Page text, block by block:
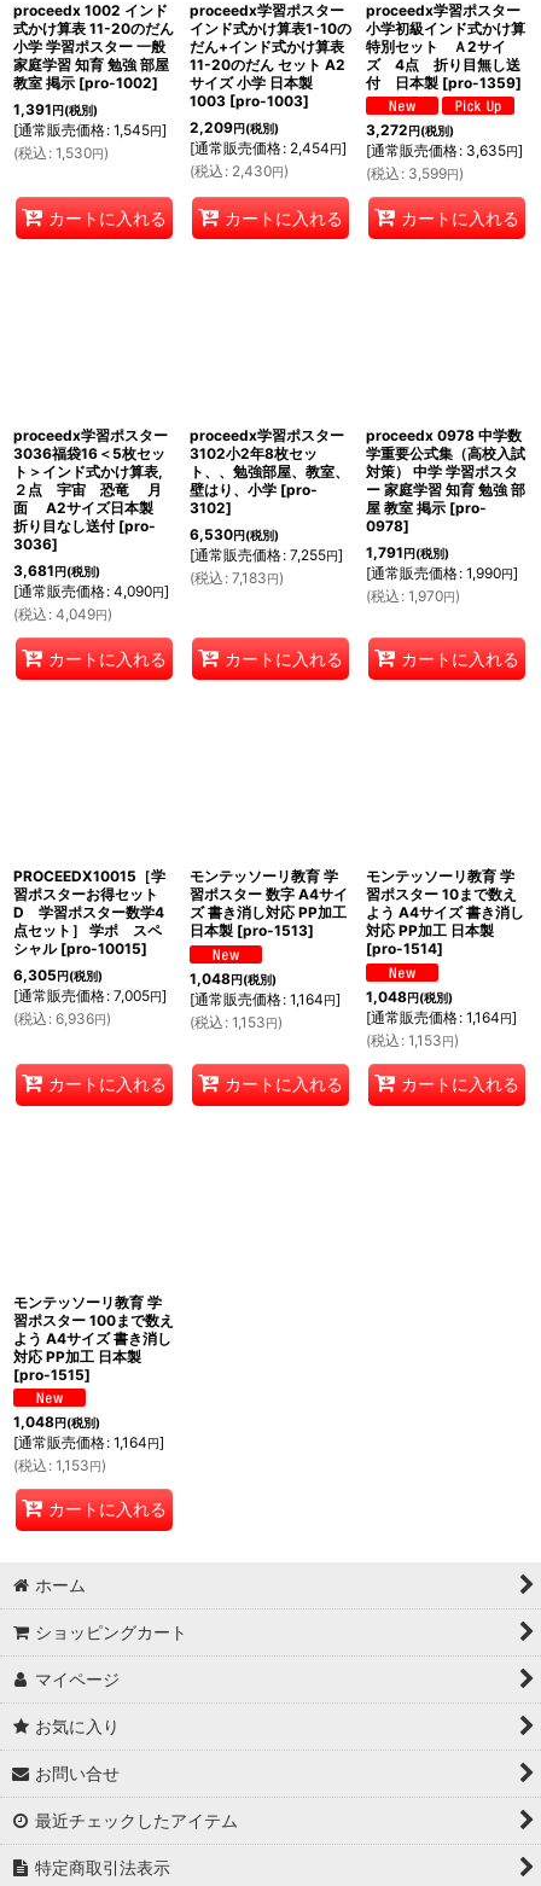
proceedx 1002 インド
式かけ算表 11-20のだん
小学 学習ポスター 一般
家庭学習 知育 勉強 部屋
教室 掲示 [pro-1002]
1,391円(税別)
[通常販売価格: 1,545円]
(税込 : 1,530円)
カートに入れる
proceedx学習ポスター
インド式かけ算表1-10の
だん+インド式かけ算表
11-20のだん セット A2
サイズ 小学 日本製
1003 [pro-1003]
2,209円(税別)
[通常販売価格: 2,454円]
(税込 : 2,430円)
カートに入れる
proceedx学習ポスター
小学初級インド式かけ算
特別セット Ａ2サイ
ズ 4点 折り目無し送
付 日本製 [pro-1359]
3,272 円(税別)
[通常販売価格: 3,635円]
(税込 : 3,599円)
カートに入れる
proceedx学習ポスター
3036福袋16＜5枚セッ
ト＞インド式かけ算表,
２点 宇宙 恐竜 月
面 A2サイズ日本製
折り目なし送付 [pro-
3036]
3,681 円(税別)
[通常販売価格: 4,090円]
(税込 : 4,049円)
カートに入れる
proceedx学習ポスター
3102小2年8枚セッ
ト、、勉強部屋、教室、
壁はり、小学 [pro-
3102]
6,530円(税別)
[通常販売価格: 7,255円]
(税込 : 7,183円)
カートに入れる
proceedx 0978 中学数
学重要公式集（高校入試
対策） 中学 学習ポスタ
ー 家庭学習 知育 勉強 部
屋 教室 掲示 [pro-
0978]
1,791 円(税別)
[通常販売価格: 1,990円]
(税込 : 1,970円)
カートに入れる
PROCEEDX10015［学
習ポスターお得セット
D 学習ポスター数学4
点セット］ 学ポ スペ
シャル [pro-10015]
6,305 円(税別)
[通常販売価格: 7,005円]
(税込 : 6,936円)
カートに入れる
モンテッソーリ教育 学
習ポスター 数字 A4サイ
ズ 書き消し対応 PP加工
日本製 [pro-1513]
1,048円(税別)
[通常販売価格: 1,164円]
(税込 : 1,153円)
カートに入れる
モンテッソーリ教育 学
習ポスター 10まで数え
よう A4サイズ 書き消し
対応 PP加工 日本製
[pro-1514]
1,048円(税別)
[通常販売価格: 1,164円]
(税込 : 1,153円)
カートに入れる
モンテッソーリ教育 学
習ポスター 100まで数え
よう A4サイズ 書き消し
対応 PP加工 日本製
[pro-1515]
1,048円(税別)
[通常販売価格: 1,164円]
(税込 : 1,153円)
カートに入れる
ホーム
ショッピングカート
マイページ
お気に入り
お問い合せ
最近チェックしたアイテム
特定商取引法表示